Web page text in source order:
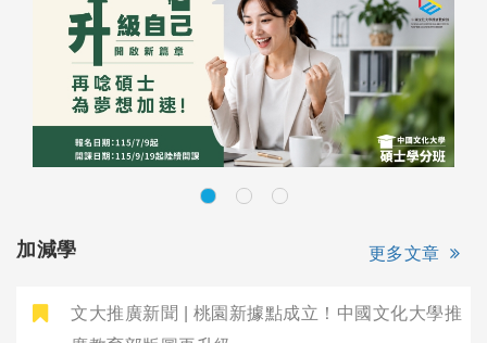
加減學 更多文章
文大推廣新聞 | 桃園新據點成立！中國文化大學推